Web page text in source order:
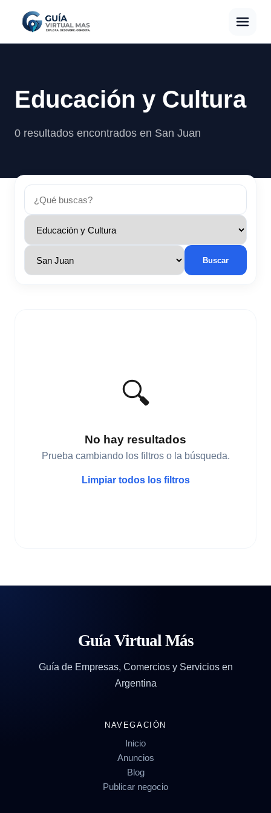
Educación y Cultura
0 resultados encontrados en San Juan
Buscar
🔍
No hay resultados
Prueba cambiando los filtros o la búsqueda.
Limpiar todos los filtros
Guía Virtual Más
Guía de Empresas, Comercios y Servicios en
Argentina
NAVEGACIÓN
Inicio
Anuncios
Blog
Publicar negocio